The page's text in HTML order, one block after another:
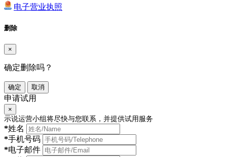
电子营业执照
删除
×
确定删除吗？
确定 取消
申请试用
×
示说运营小组将尽快与您联系，并提供试用服务
*姓名
*手机号码
*电子邮件